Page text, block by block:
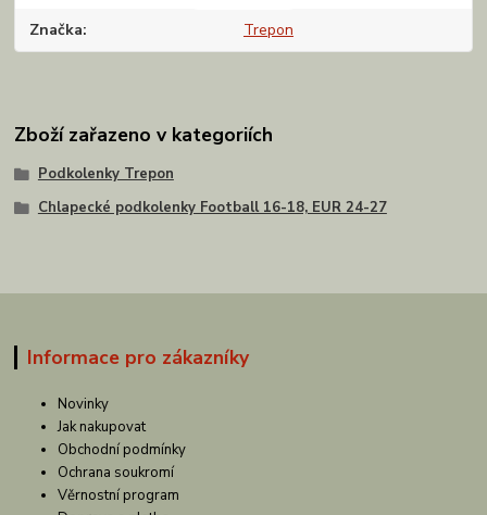
Značka Trepon
Zboží zařazeno v kategoriích
Podkolenky Trepon
Chlapecké podkolenky Football 16-18, EUR 24-27
Informace pro zákazníky
Novinky
Jak nakupovat
Obchodní podmínky
Ochrana soukromí
Věrnostní program